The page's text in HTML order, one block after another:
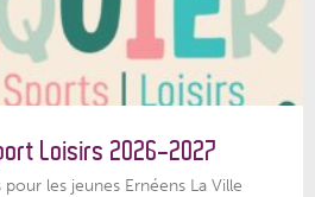
Loisirs 2026-2027
les jeunes Ernéens La Ville